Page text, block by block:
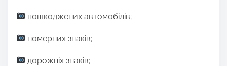
пошкоджених автомобілів;
номерних знаків;
дорожніх знаків;